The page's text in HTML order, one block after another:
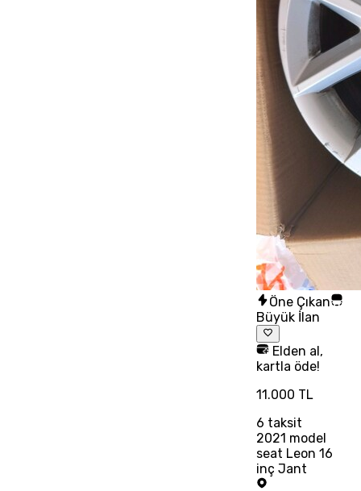
Öne Çıkan
Büyük İlan
Elden al,
kartla öde!
11.000 TL
6 taksit
2021 model
seat Leon 16
inç Jant